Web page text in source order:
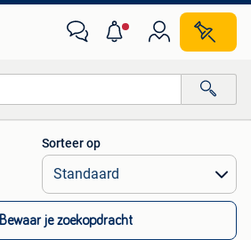
Alle afstanden…
Sorteer op
Bewaar je zoekopdracht